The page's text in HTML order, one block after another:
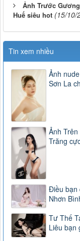
Ảnh Trước
Huế siêu hot (15/10/
Tin xem nhiều
Ảnh
Sơn La
Ảnh
Trăng
Điều bạn
Nhơn
Tư Thế
Liêu bạn